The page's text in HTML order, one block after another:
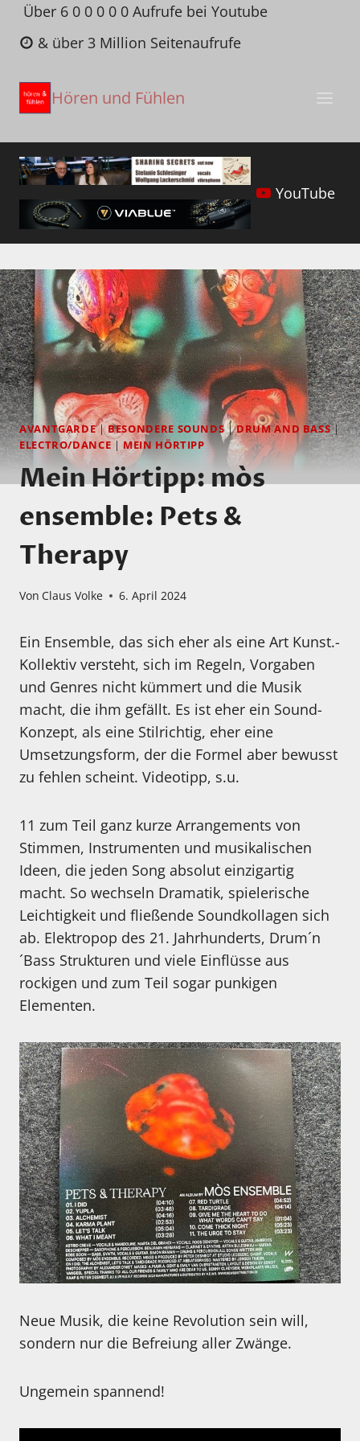
Zum
Inhalt
springen
Über 6 0 0 0 0 0 Aufrufe bei Youtube
& über 3 Million Seitenaufrufe
Hören und Fühlen
YouTube
AVANTGARDE|BESONDERE SOUNDS|DRUM AND BASS|
ELECTRO/DANCE |MEIN HÖRTIPP
Mein Hörtipp: mòs
ensemble: Pets &
Therapy
Von Claus Volke 6. April 2024
Ein Ensemble, das sich eher als eine Art Kunst.-
Kollektiv versteht, sich im Regeln, Vorgaben
und Genres nicht kümmert und die Musik
macht, die ihm gefällt. Es ist eher ein Sound-
Konzept, als eine Stilrichtig, eher eine
Umsetzungsform, der die Formel aber bewusst
zu fehlen scheint. Videotipp, s.u.
11 zum Teil ganz kurze Arrangements von
Stimmen, Instrumenten und musikalischen
Ideen, die jeden Song absolut einzigartig
macht. So wechseln Dramatik, spielerische
Leichtigkeit und fließende Soundkollagen sich
ab. Elektropop des 21. Jahrhunderts, Drum´n
´Bass Strukturen und viele Einflüsse aus
rockigen und zum Teil sogar punkigen
Elementen.
Neue Musik, die keine Revolution sein will,
sondern nur die Befreiung aller Zwänge.
Ungemein spannend!